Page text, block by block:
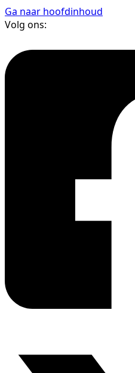
Ga naar hoofdinhoud
Volg ons: